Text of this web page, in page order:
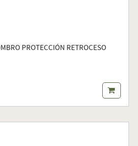
PROTECCIÓN RETROCESO